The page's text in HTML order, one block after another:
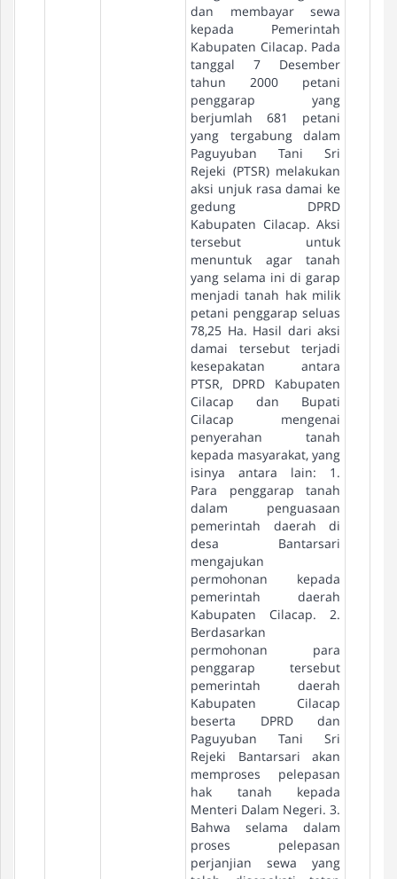
dan membayar sewa
kepada Pemerintah
Kabupaten Cilacap. Pada
tanggal 7 Desember
tahun 2000 petani
penggarap yang
berjumlah 681 petani
yang tergabung dalam
Paguyuban Tani Sri
Rejeki (PTSR) melakukan
aksi unjuk rasa damai ke
gedung DPRD
Kabupaten Cilacap. Aksi
tersebut untuk
menuntuk agar tanah
yang selama ini di garap
menjadi tanah hak milik
petani penggarap seluas
78,25 Ha. Hasil dari aksi
damai tersebut terjadi
kesepakatan antara
PTSR, DPRD Kabupaten
Cilacap dan Bupati
Cilacap mengenai
penyerahan tanah
kepada masyarakat, yang
isinya antara lain: 1.
Para penggarap tanah
dalam penguasaan
pemerintah daerah di
desa Bantarsari
mengajukan
permohonan kepada
pemerintah daerah
Kabupaten Cilacap. 2.
Berdasarkan
permohonan para
penggarap tersebut
pemerintah daerah
Kabupaten Cilacap
beserta DPRD dan
Paguyuban Tani Sri
Rejeki Bantarsari akan
memproses pelepasan
hak tanah kepada
Menteri Dalam Negeri. 3.
Bahwa selama dalam
proses pelepasan
perjanjian sewa yang